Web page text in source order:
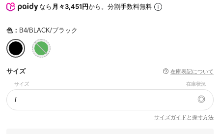
なら月々3,451円から。分割手数料無料
色： B4/BLACK/ブラック
サイズ 在庫表記について
サイズ 在庫状況
/ ◎
サイズガイドと採寸方法